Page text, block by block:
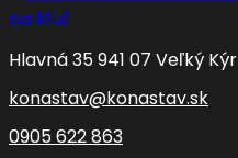
Hlavná 35 941 07 Veľký Kýr
konastav@konastav.sk
0905 622 863